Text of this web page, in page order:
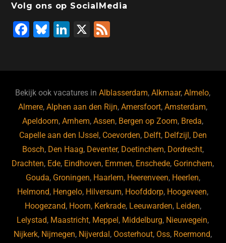
Volg ons op SocialMedia
F
b
o
o
k
Bl
ky
Li
dI
n
X
Bekijk ook vacatures inAlblasserdam,Alkmaar,Almelo,
Almere,Alphen aan den Rijn,Amersfoort,Amsterdam,
Apeldoorn,Arnhem,Assen, Bergen op Zoom, Breda,
Capelle aan den IJssel, Coevorden, Delft, Delfzijl, Den
Bosch, Den Haag, Deventer, Doetinchem, Dordrecht,
Drachten, Ede, Eindhoven, Emmen, Enschede, Gorinchem,
Gouda, Groningen, Haarlem, Heerenveen, Heerlen,
Helmond, Hengelo, Hilversum, Hoofddorp, Hoogeveen,
Hoogezand, Hoorn, Kerkrade, Leeuwarden, Leiden,
Lelystad, Maastricht, Meppel, Middelburg, Nieuwegein,
Nijkerk, Nijmegen, Nijverdal, Oosterhout, Oss, Roermond,